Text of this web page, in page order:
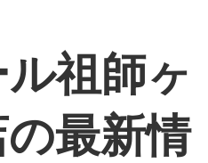
祖師ヶ
最新情